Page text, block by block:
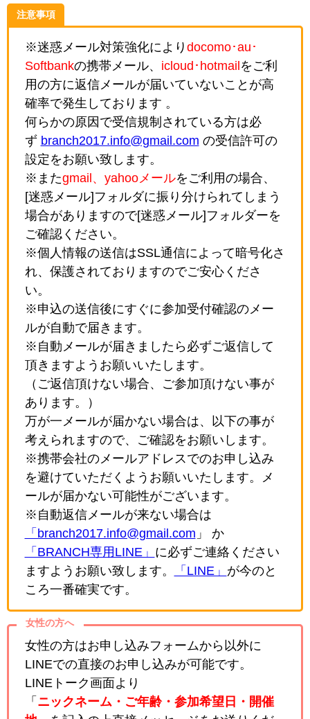
注意事項
※迷惑メール対策強化により docomo･au･
Softbankの携帯メール、 icloud･hotmail をご利
用の方に返信メールが届いていないことが高
確率で発生しております 。
何らかの原因で受信規制されている方は必
ず branch2017.info@gmail.com の受信許可の
設定をお願い致します。
※またgmail、yahooメールをご利用の場合、
[迷惑メール]フォルダに振り分けられてしまう
場合がありますので[迷惑メール]フォルダーを
ご確認ください。
※個人情報の送信はSSL通信によって暗号化さ
れ、保護されておりますのでご安心くださ
い。
※申込の送信後にすぐに参加受付確認のメー
ルが自動で届きます。
※自動メールが届きましたら必ずご返信して
頂きますようお願いいたします。
（ご返信頂けない場合、ご参加頂けない事が
あります。）
万が一メールが届かない場合は、以下の事が
考えられますので、ご確認をお願いします。
※携帯会社のメールアドレスでのお申し込み
を避けていただくようお願いいたします。メ
ールが届かない可能性がございます。
※自動返信メールが来ない場合は
「branch2017.info@gmail.com 」 か
「BRANCH専用LINE」 に必ずご連絡ください
ますようお願い致します。
「LINE」 が今のと
ころ一番確実です。
女性の方へ
女性の方はお申し込みフォームから以外に
LINEでの直接のお申し込みが可能です。
LINEトーク画面より
「 ニックネーム・ご年齢・参加希望日・開催